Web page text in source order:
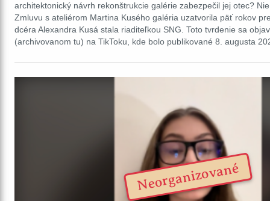
architektonický návrh rekonštrukcie galérie zabezpečil jej otec?
Zmluvu s ateliérom Martina Kusého galéria uzatvorila päť rokov
dcéra Alexandra Kusá stala riaditeľkou SNG. Toto tvrdenie sa
(archivovanom tu) na TikToku, kde bolo publikované 8. augusta
Neorganizované